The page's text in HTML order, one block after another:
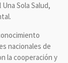
Sola Salud,
nacionales de
la cooperación y